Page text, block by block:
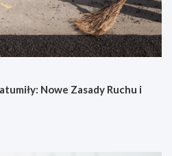
Nowe Zasady Ruchu i